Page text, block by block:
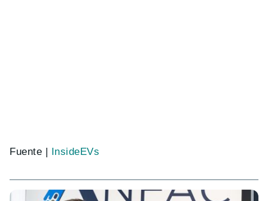
Fuente | InsideEVs